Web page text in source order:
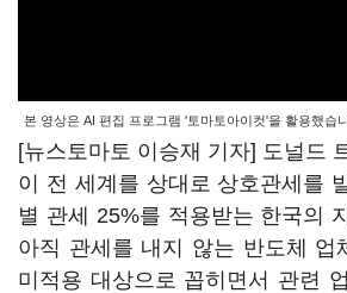
본 영상은 AI 편집 프로그램 '토마토아이컷'을 활용했습
[뉴스토마토 이승재 기자] 도널드
이 전 세계를 상대로 상호관세를
별 관세 25%를 적용받는 한국의
아직 관세를 내지 않는 반도체 업
미적용 대상으로 꼽히면서 관련